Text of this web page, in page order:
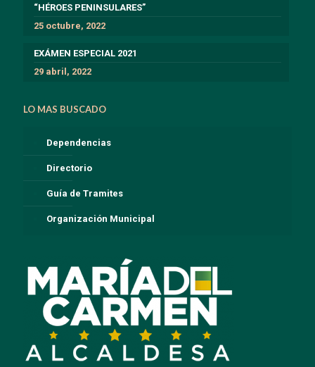
“HÉROES PENINSULARES”
25 octubre, 2022
EXÁMEN ESPECIAL 2021
29 abril, 2022
LO MAS BUSCADO
Dependencias
Directorio
Guía de Tramites
Organización Municipal